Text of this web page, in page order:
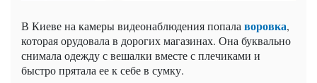
В Киеве на камеры видеонаблюдения попала воровка,
которая орудовала в дорогих магазинах. Она буквально
снимала одежду с вешалки вместе с плечиками и
быстро прятала ее к себе в сумку.